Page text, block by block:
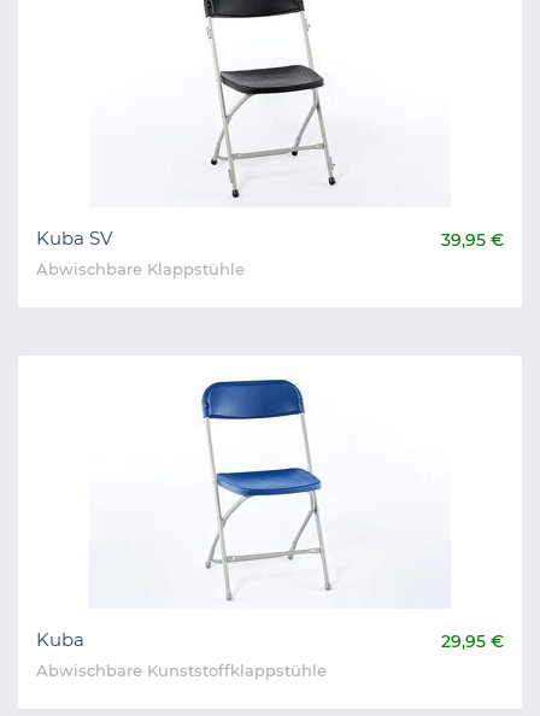
Kuba SV 39,95 €
Abwischbare Klappstühle
Kuba 29,95 €
Abwischbare Kunststoffklappstühle